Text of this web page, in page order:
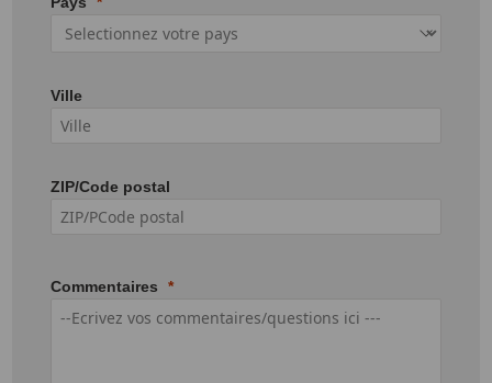
Ville
ZIP/Code postal
Commentaires